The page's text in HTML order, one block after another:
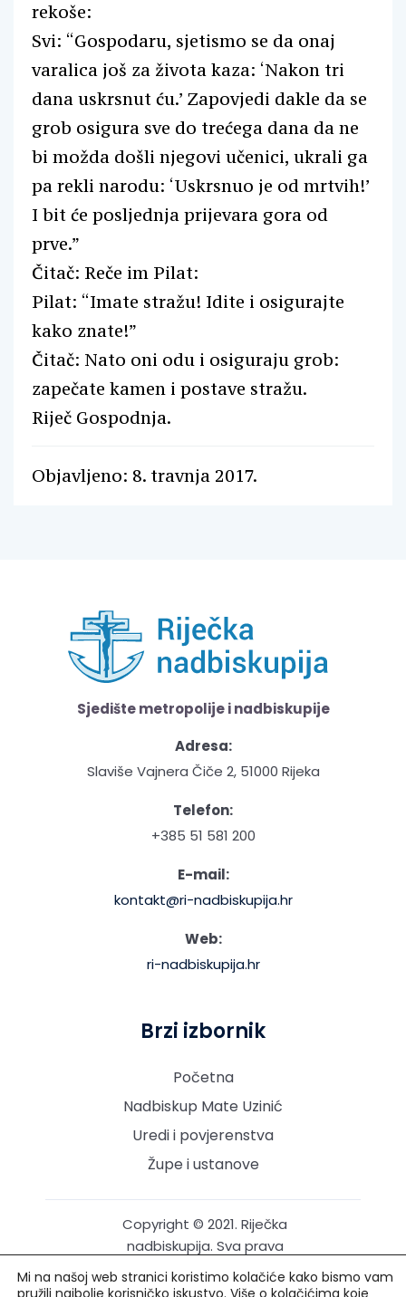
rekoše:
Svi: “Gospodaru, sjetismo se da onaj
varalica još za života kaza: ‘Nakon tri
dana uskrsnut ću.’ Zapovjedi dakle da se
grob osigura sve do trećega dana da ne
bi možda došli njegovi učenici, ukrali ga
pa rekli narodu: ‘Uskrsnuo je od mrtvih!’
I bit će posljednja prijevara gora od
prve.”
Čitač: Reče im Pilat:
Pilat: “Imate stražu! Idite i osigurajte
kako znate!”
Čitač: Nato oni odu i osiguraju grob:
zapečate kamen i postave stražu.
Riječ Gospodnja.
Objavljeno: 8. travnja 2017.
Sjedište metropolije i nadbiskupije
Adresa:
Slaviše Vajnera Čiče 2, 51000 Rijeka
Telefon:
+385 51 581 200
E-mail:
kontakt@ri-nadbiskupija.hr
Web:
ri-nadbiskupija.hr
Brzi izbornik
Početna
Nadbiskup Mate Uzinić
Uredi i povjerenstva
Župe i ustanove
Copyright © 2021. Riječka
nadbiskupija. Sva prava
pridržana.
Mi na našoj web stranici koristimo kolačiće kako bismo vam
pružili najbolje korisničko iskustvo. Više o kolačićima koje